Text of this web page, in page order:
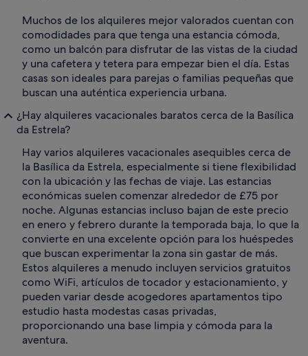
Muchos de los alquileres mejor valorados cuentan con
comodidades para que tenga una estancia cómoda,
como un balcón para disfrutar de las vistas de la ciudad
y una cafetera y tetera para empezar bien el día. Estas
casas son ideales para parejas o familias pequeñas que
buscan una auténtica experiencia urbana.
¿Hay alquileres vacacionales baratos cerca de la Basílica
da Estrela?
Hay varios alquileres vacacionales asequibles cerca de
la Basílica da Estrela, especialmente si tiene flexibilidad
con la ubicación y las fechas de viaje. Las estancias
económicas suelen comenzar alrededor de £75 por
noche. Algunas estancias incluso bajan de este precio
en enero y febrero durante la temporada baja, lo que la
convierte en una excelente opción para los huéspedes
que buscan experimentar la zona sin gastar de más.
Estos alquileres a menudo incluyen servicios gratuitos
como WiFi, artículos de tocador y estacionamiento, y
pueden variar desde acogedores apartamentos tipo
estudio hasta modestas casas privadas,
proporcionando una base limpia y cómoda para la
aventura.